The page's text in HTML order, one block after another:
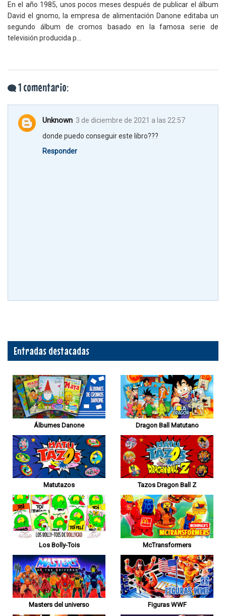
En el año 1985, unos pocos meses después de publicar el álbum
David el gnomo, la empresa de alimentación Danone editaba un
segundo álbum de cromos basado en la famosa serie de
televisión producida p...
1 comentario:
Unknown 3 de diciembre de 2021 a las 22:57
donde puedo conseguir este libro???
Responder
Entradas destacadas
Álbumes Danone Dragon Ball Matutano
Matutazos Tazos Dragon Ball Z
Los Bolly-Tois McTransformers
Masters del universo Figuras WWF